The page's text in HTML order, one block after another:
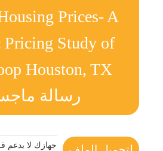
Prices- A
Pricing Study of
Houston, TX
رسالة
جهازك لا يدعم